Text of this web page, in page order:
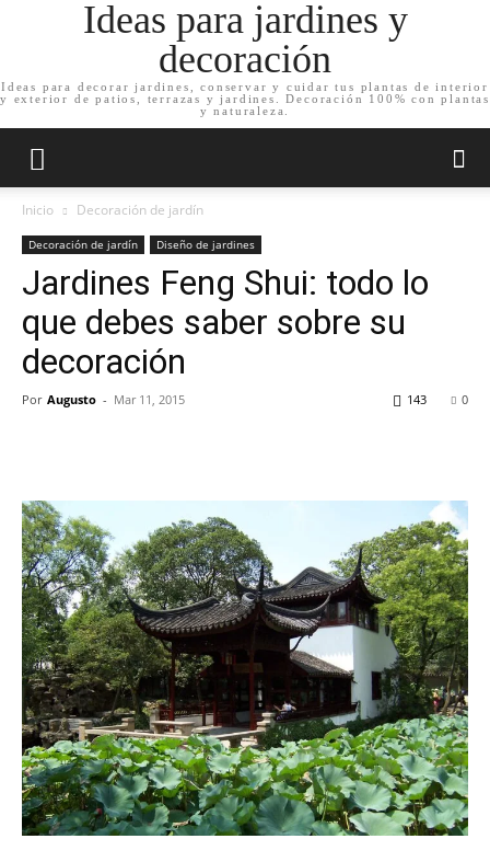
Ideas para jardines y
decoración
Ideas para decorar jardines, conservar y cuidar tus plantas de interior
y exterior de patios, terrazas y jardines. Decoración 100% con plantas
y naturaleza.
Inicio Decoración de jardín
Decoración de jardín Diseño de jardines
Jardines Feng Shui: todo lo
que debes saber sobre su
decoración
Por Augusto - Mar 11, 2015 0
143